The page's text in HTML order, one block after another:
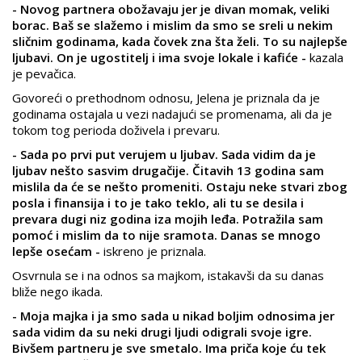
- Novog partnera obožavaju jer je divan momak, veliki
borac. Baš se slažemo i mislim da smo se sreli u nekim
sličnim godinama, kada čovek zna šta želi. To su najlepše
ljubavi. On je ugostitelj i ima svoje lokale i kafiće - kazala
je pevačica.
Govoreći o prethodnom odnosu, Jelena je priznala da je
godinama ostajala u vezi nadajući se promenama, ali da je
tokom tog perioda doživela i prevaru.
- Sada po prvi put verujem u ljubav. Sada vidim da je
ljubav nešto sasvim drugačije. Čitavih 13 godina sam
mislila da će se nešto promeniti. Ostaju neke stvari zbog
posla i finansija i to je tako teklo, ali tu se desila i
prevara dugi niz godina iza mojih leđa. Potražila sam
pomoć i mislim da to nije sramota. Danas se mnogo
lepše osećam - iskreno je priznala.
Osvrnula se i na odnos sa majkom, istakavši da su danas
bliže nego ikada.
- Moja majka i ja smo sada u nikad boljim odnosima jer
sada vidim da su neki drugi ljudi odigrali svoje igre.
Bivšem partneru je sve smetalo. Ima priča koje ću tek